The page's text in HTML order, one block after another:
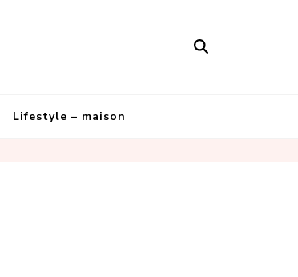
Lifestyle – maison